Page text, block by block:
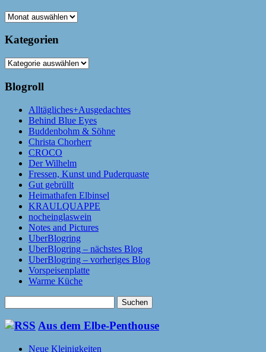
Archiv
Kategorien
Kategorien
Blogroll
Alltägliches+Ausgedachtes
Behind Blue Eyes
Buddenbohm & Söhne
Christa Chorherr
CROCO
Der Wilhelm
Fressen, Kunst und Puderquaste
Gut gebrüllt
Heimathafen Elbinsel
KRAULQUAPPE
nocheinglaswein
Notes and Pictures
UberBlogring
UberBlogring – nächstes Blog
UberBlogring – vorheriges Blog
Vorspeisenplatte
Warme Küche
nach:
Aus dem Elbe-Penthouse
Neue Kleinigkeiten